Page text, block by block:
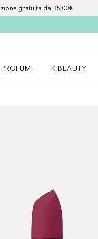
gratuita da 35,00€
PROFUMI
K-BEAUTY